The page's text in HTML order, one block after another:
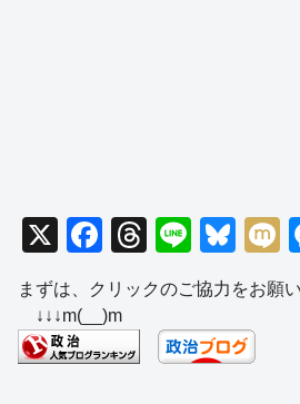
X
F
a
c
e
b
T
hr
e
a
d
Li
n
e
Bl
u
e
sk
y
まずは、クリックのご協力をお願
↓↓↓m(__)m